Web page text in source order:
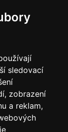
sledovací
zobrazení
a reklam,
bez odezvy.